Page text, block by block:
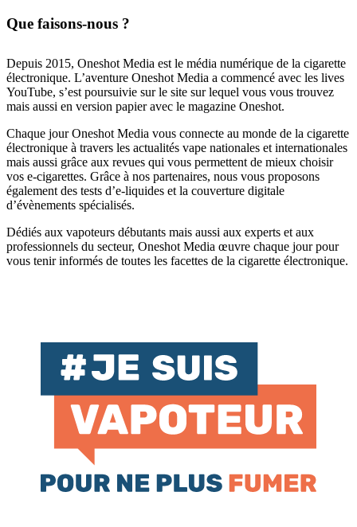
Que faisons-nous ?
Depuis 2015, Oneshot Media est le média numérique de la cigarette
électronique. L’aventure Oneshot Media a commencé avec les lives
YouTube, s’est poursuivie sur le site sur lequel vous vous trouvez
mais aussi en version papier avec le magazine Oneshot.
Chaque jour Oneshot Media vous connecte au monde de la cigarette
électronique à travers les actualités vape nationales et internationales
mais aussi grâce aux revues qui vous permettent de mieux choisir
vos e-cigarettes. Grâce à nos partenaires, nous vous proposons
également des tests d’e-liquides et la couverture digitale
d’évènements spécialisés.
Dédiés aux vapoteurs débutants mais aussi aux experts et aux
professionnels du secteur, Oneshot Media œuvre chaque jour pour
vous tenir informés de toutes les facettes de la cigarette électronique.